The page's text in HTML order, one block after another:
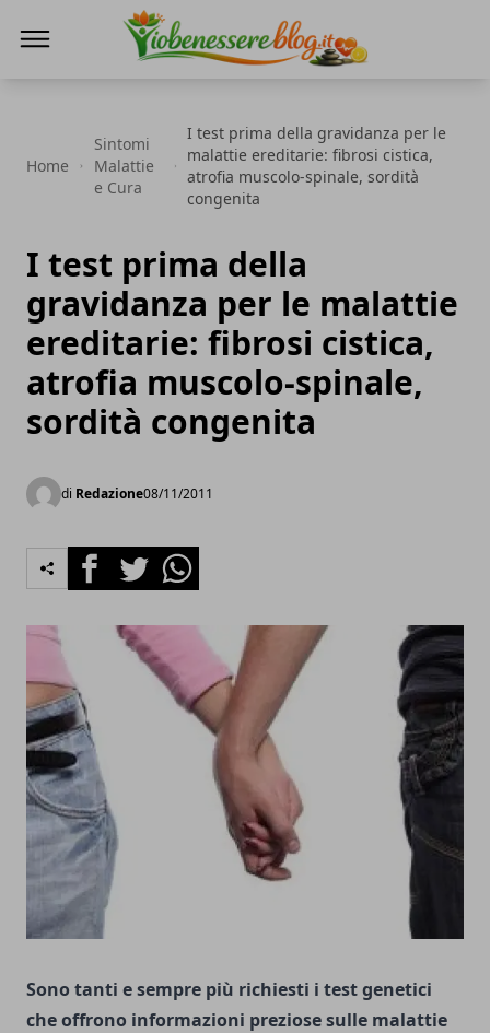
Home
Sintomi
Malattie
e Cura
I test prima della gravidanza per le
malattie ereditarie: fibrosi cistica,
atrofia muscolo-spinale, sordità
congenita
I test prima della
gravidanza per le malattie
ereditarie: fibrosi cistica,
atrofia muscolo-spinale,
sordità congenita
di Redazione08/11/2011
FacebookTwitterWhatsapp
Sono tanti e sempre più richiesti i test genetici
che offrono informazioni preziose sulle malattie